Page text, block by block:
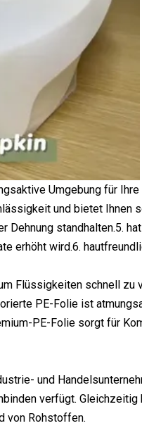
Umgebung für
und bietet Ihnen
Dehnung standhalten.5.
erhöht wird.6.
Flüssigkeiten schnell zu
PE-Folie ist
PE-Folie sorgt für
und
verfügt.
von Rohstoffen.